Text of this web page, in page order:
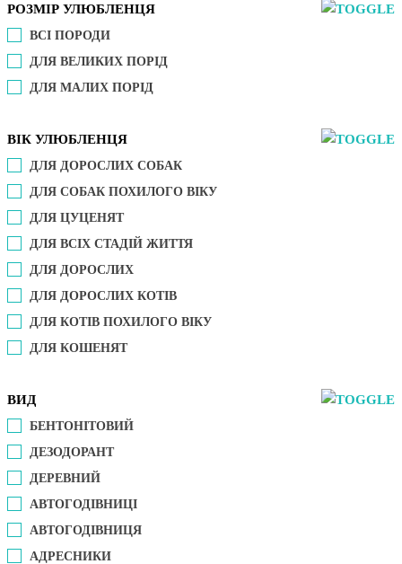
РОЗМІР УЛЮБЛЕНЦЯ
ВСІ ПОРОДИ
ДЛЯ ВЕЛИКИХ ПОРІД
ДЛЯ МАЛИХ ПОРІД
ВІК УЛЮБЛЕНЦЯ
ДЛЯ ДОРОСЛИХ СОБАК
ДЛЯ СОБАК ПОХИЛОГО ВІКУ
ДЛЯ ЦУЦЕНЯТ
ДЛЯ ВСІХ СТАДІЙ ЖИТТЯ
ДЛЯ ДОРОСЛИХ
ДЛЯ ДОРОСЛИХ КОТІВ
ДЛЯ КОТІВ ПОХИЛОГО ВІКУ
ДЛЯ КОШЕНЯТ
ВИД
БЕНТОНІТОВИЙ
ДЕЗОДОРАНТ
ДЕРЕВНИЙ
АВТОГОДІВНИЦІ
АВТОГОДІВНИЦЯ
АДРЕСНИКИ